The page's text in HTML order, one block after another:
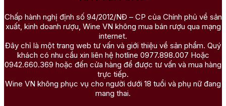
Chấp hành nghị định số 94/2012/NĐ – CP của Chính phủ về sản
xuất, kinh doanh rượu, Wine VN không mua bán rượu qua mạng
internet.
Đây chỉ là một trang web tư vấn và giới thiệu về sản phẩm. Quý
khách có nhu cầu xin liên hệ hotline 0977.898.007 Hoặc
0942.660.369 hoặc đến cửa hàng để được tư vấn và mua hàng
trực tiếp.
Wine VN không phục vụ cho người dưới 18 tuổi và phụ nữ đang
mang thai.